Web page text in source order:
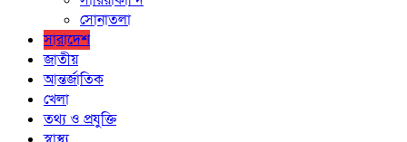
সোনাতলা
সারাদেশ
জাতীয়
আন্তর্জাতিক
খেলা
তথ্য ও প্রযুক্তি